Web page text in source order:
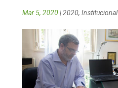
Mar 5, 2020|2020, Institucional